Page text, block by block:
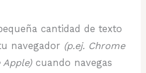
cantidad de texto
navegador (p.ej. Chrome
Apple) cuando navegas